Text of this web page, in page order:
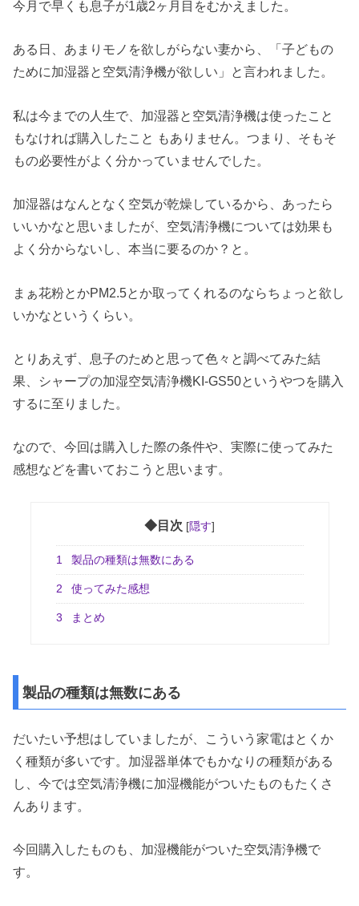
今月で早くも息子が1歳2ヶ月目をむかえました。
ある日、あまりモノを欲しがらない妻から、「子どもの
ために加湿器と空気清浄機が欲しい」と言われました。
私は今までの人生で、 加湿器と空気清浄機は使ったこと
もなければ購入したこと もありません。つまり、 そもそ
もの必要性がよく分かっていませんでした。
加湿器はなんとなく空気が乾燥しているから、 あったら
いいかなと思いましたが、空気清浄機については効果も
よく分からないし、本当に要るのか？ と。
まぁ花粉とかPM2. 5とか取ってくれるのならちょっと欲し
いかなというくらい。
とりあえず、息子のためと思って色々と調べてみた結
果、 シャープの加湿空気清浄機KI-GS50というやつを購入
するに至りました。
なので、今回は購入した際の条件や、実際に使ってみた
感想などを書いておこうと思います。
◆目次 [隠す]
1 製品の種類は無数にある
2 使ってみた感想
3 まとめ
製品の種類は無数にある
だいたい予想はしていましたが、
こういう家電はとくか
く種類が多いです。加湿器単体でもかなりの種類がある
し、今では空気清浄機に加湿機能がついたものもたくさ
んあります。
今回購入したものも、加湿機能がついた空気清浄機で
す。